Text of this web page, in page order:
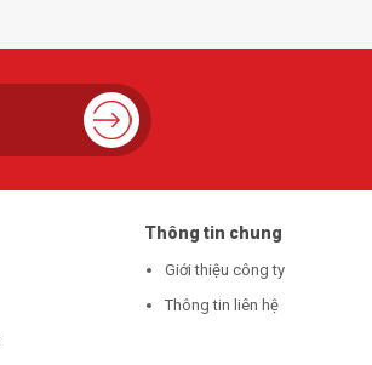
Thông tin chung
Giới thiệu công ty
Thông tin liên hệ